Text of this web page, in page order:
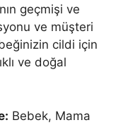
geçmişi ve
ve müşteri
cildi için
ve doğal
Bebek, Mama